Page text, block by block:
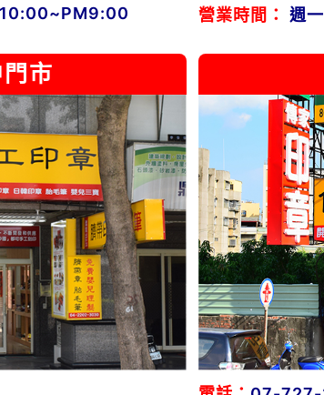
營業時間：
週
市